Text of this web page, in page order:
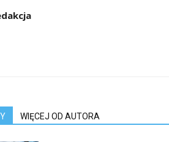
WIĘCEJ OD AUTORA